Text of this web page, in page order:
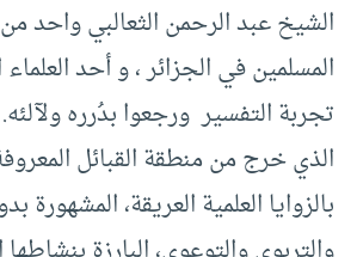
الشيخ عبد الرحمن الثعالبي واحد من
المسلمين في الجزائر ، و أحد
تجربة التفسير ورجعوا بدُرره
الذي خرج من منطقة القبائل
بالزوايا العلمية العريقة، المشهورة